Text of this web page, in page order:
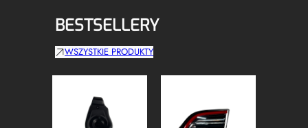
BESTSELLERY
WSZYSTKIE PRODUKTY